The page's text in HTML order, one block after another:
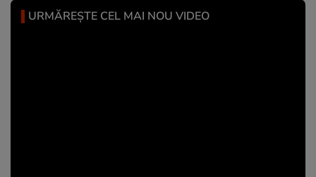
URMĂREȘTE CEL MAI NOU VIDEO